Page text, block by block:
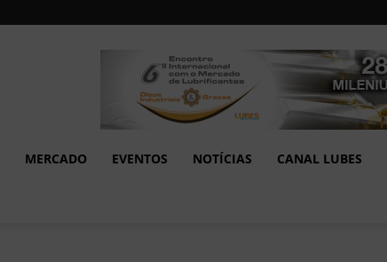
MERCADO EVENTOS NOTÍCIAS CANAL LUBES